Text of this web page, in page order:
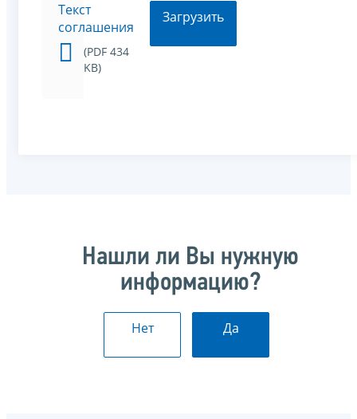
Текст
соглашения
(PDF 434
KB)
Загрузить
Нашли ли Вы нужную
информацию?
Нет Да